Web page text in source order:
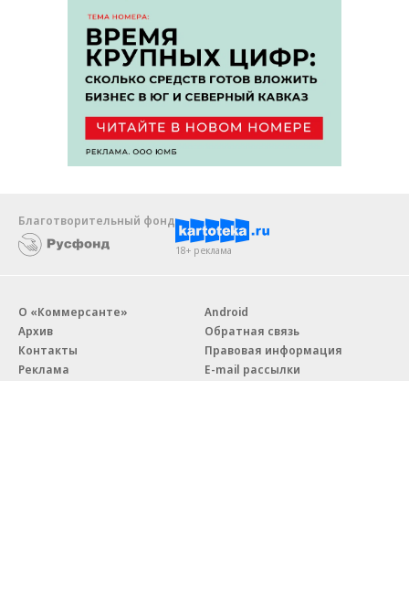
Благотворительный фонд
18+ реклама
О «Коммерсанте»
Архив
Контакты
Реклама
Android
Обратная связь
Правовая информация
E-mail рассылки